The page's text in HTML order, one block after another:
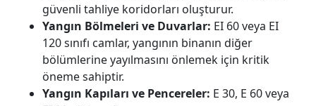
güvenli tahliye koridorları oluşturur.
Yangın Bölmeleri ve Duvarlar: EI 60 veya EI
120 sınıfı camlar, yangının binanın diğer
bölümlerine yayılmasını önlemek için kritik
öneme sahiptir.
Yangın Kapıları ve Pencereler: E 30, E 60 veya